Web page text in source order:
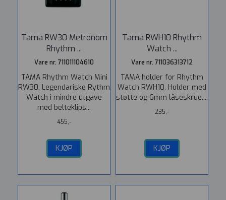
Tama RW30 Metronom
Rhythm ...
Vare nr. 711011104610
TAMA Rhythm Watch Mini
RW30. Legendariske Rythm
Watch i mindre utgave
med belteklips...
455,-
KJØP
Tama RWH10 Rhythm
Watch ...
Vare nr. 711036313712
TAMA holder for Rhythm
Watch RWH10. Holder med
støtte og 6mm låseskrue....
235,-
KJØP